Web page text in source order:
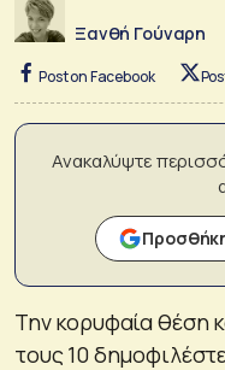
Ξανθή Γούναρη
Post on Facebook
Ανακαλύψτε
Την κορυφαία θέση
τους 10